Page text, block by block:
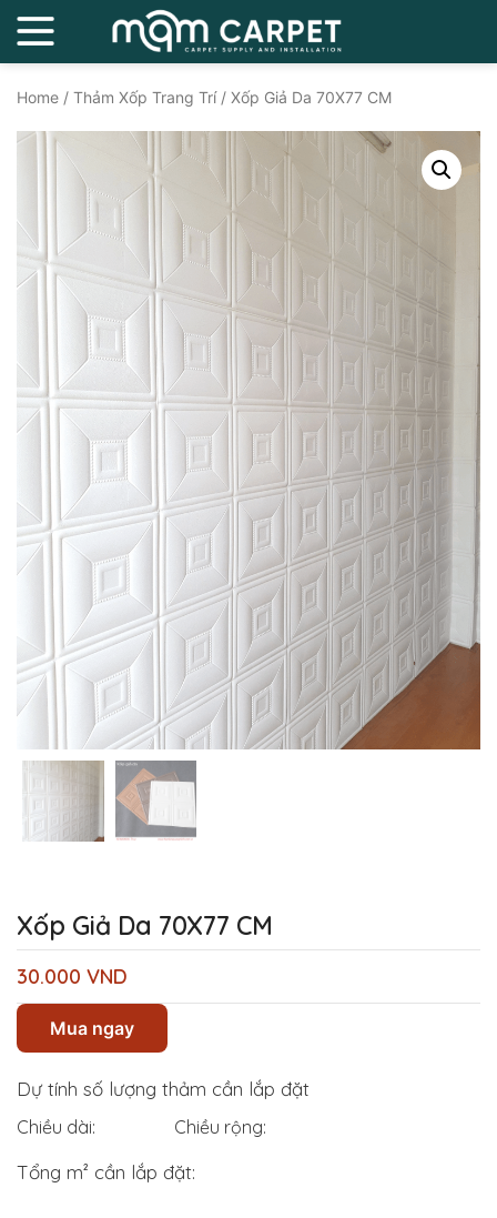
Home / Thảm Xốp Trang Trí/ Xốp Giả Da 70X77 CM
Xốp Giả Da 70X77 CM
30.000 VND
Mua ngay
Dự tính số lượng thảm cần lắp đặt
Chiều dài: Chiều rộng:
Tổng m² cần lắp đặt: